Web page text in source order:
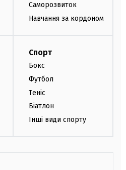
Саморозвиток
Навчання за кордоном
Спорт
Бокс
Футбол
Теніс
Біатлон
Інші види спорту